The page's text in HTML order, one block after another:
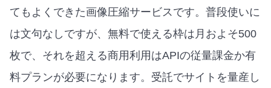
てもよくできた画像圧縮サービスです。普段使いに
は文句なしですが、無料で使える枠は月およそ500
枚で、それを超える商用利用はAPIの従量課金か有
料プランが必要になります。受託でサイトを量産し